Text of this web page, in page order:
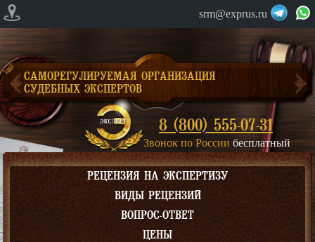
srm@exprus.ru
САМОРЕГУЛИРУЕМАЯ ОРГАНИЗАЦИЯ
СУДЕБНЫХ ЭКСПЕРТОВ
8 (800) 555-07-31
Звонок по России бесплатный
РЕЦЕНЗИЯ НА ЭКСПЕРТИЗУ
ВИДЫ РЕЦЕНЗИЙ
ВОПРОС-ОТВЕТ
ЦЕНЫ